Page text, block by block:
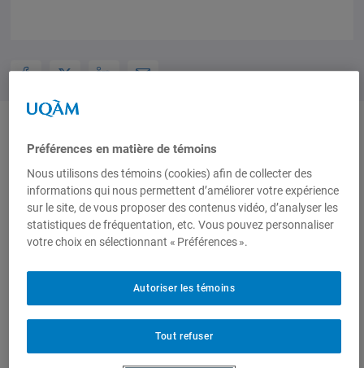
Produit par
Centre de
recherche en
immigration,
citoyenneté
Préférences en matière de témoins
Nous utilisons des témoins (cookies) afin de collecter des
informations qui nous permettent d’améliorer votre expérience
sur le site, de vous proposer des contenus vidéo, d’analyser les
statistiques de fréquentation, etc. Vous pouvez personnaliser
votre choix en sélectionnant « Préférences ».
Tout refuser
Autoriser les témoins